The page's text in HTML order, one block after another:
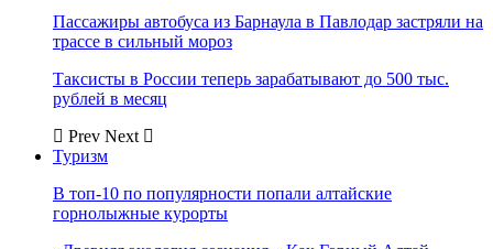
Пассажиры автобуса из Барнаула в Павлодар застряли на
трассе в сильный мороз
Таксисты в России теперь зарабатывают до 500 тыс.
рублей в месяц
Prev Next
Туризм
В топ-10 по популярности попали алтайские
горнолыжные курорты